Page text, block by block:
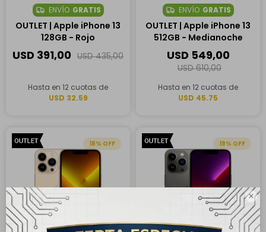

ENVÍO GRATIS
OUTLET | Apple iPhone 13
128GB - Rojo
USD 391,00 USD 435,00
Hasta en 12 cuotas de
USD 32.59
ENVÍO GRATIS
OUTLET | Apple iPhone 13
512GB - Medianoche
USD 549,00
USD 610,00
Hasta en 12 cuotas de
USD 45.75
18 19